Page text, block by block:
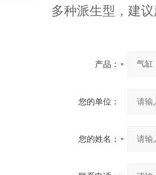
多种派生型，建
产品：
您的单位：
您的姓名：